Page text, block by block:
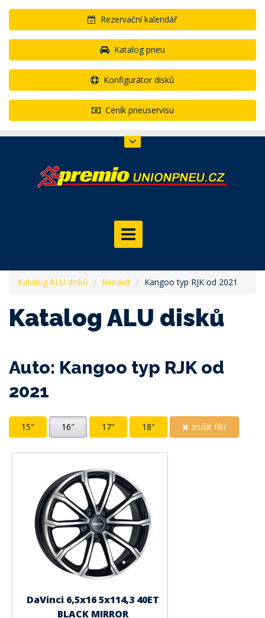
Rezervační kalendář
Katalog pneu
Konfigurátor disků
Ceník pneuservisu
Katalog ALU disků Renault Kangoo typ RJK od 2021
Katalog ALU disků
Auto: Kangoo typ RJK od
2021
15″ 16″ 17″ 18″ zrušit filtr
DaVinci 6,5x16 5x114,3 40ET
BLACK MIRROR